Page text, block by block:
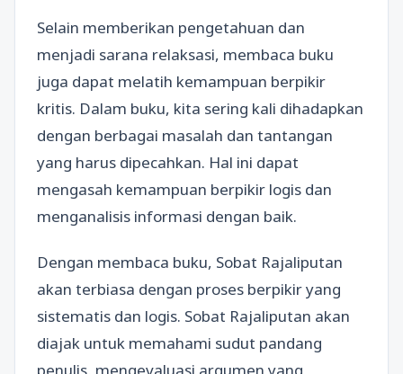
Selain memberikan pengetahuan dan
menjadi sarana relaksasi, membaca buku
juga dapat melatih kemampuan berpikir
kritis. Dalam buku, kita sering kali dihadapkan
dengan berbagai masalah dan tantangan
yang harus dipecahkan. Hal ini dapat
mengasah kemampuan berpikir logis dan
menganalisis informasi dengan baik.
Dengan membaca buku, Sobat Rajaliputan
akan terbiasa dengan proses berpikir yang
sistematis dan logis. Sobat Rajaliputan akan
diajak untuk memahami sudut pandang